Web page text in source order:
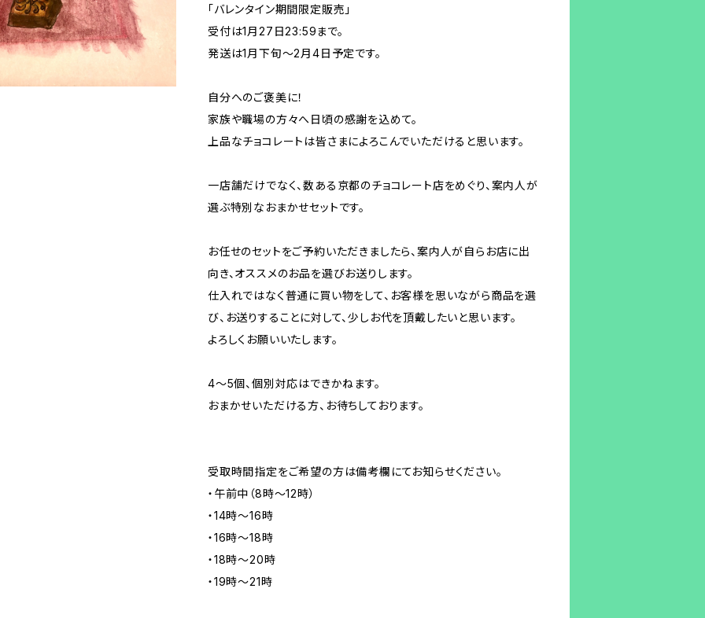
「バレンタイン期間限定販売」
受付は1月27日23:59まで。
発送は1月下旬〜2月4日予定です。
自分へのご褒美に！
家族や職場の方々へ日頃の感謝を込めて。
上品なチョコレートは皆さまによろこんでいただけると思います。
一店舗だけでなく、数ある京都のチョコレート店をめぐり、案内人が
選ぶ特別なおまかせセットです。
お任せのセットをご予約いただきましたら、案内人が自らお店に出
向き、オススメのお品を選びお送りします。
仕入れではなく普通に買い物をして、お客様を思いながら商品を選
び、お送りすることに対して、少しお代を頂戴したいと思います。
よろしくお願いいたします。
4〜5個、個別対応はできかねます。
おまかせいただける方、お待ちしております。
受取時間指定をご希望の方は備考欄にてお知らせください。
・午前中（8時〜12時）
・14時〜16時
・16時〜18時
・18時〜20時
・19時〜21時